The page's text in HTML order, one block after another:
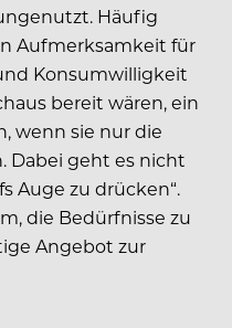
Häufig
Aufmerksamkeit für
Konsumwilligkeit
bereit wären, ein
wenn sie nur die
Dabei geht es nicht
Auge zu drücken“.
die Bedürfnisse zu
Angebot zur